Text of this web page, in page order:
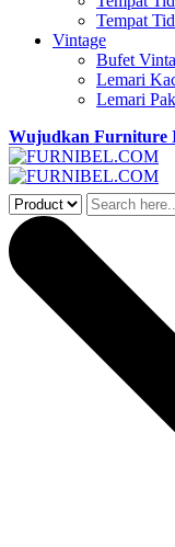
Tempat
Vintage
Bufet
Lemari
Lemari
Wujudkan Furniture